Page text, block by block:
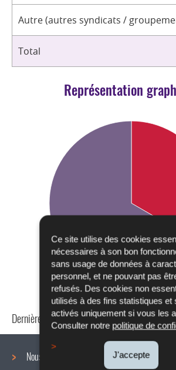
Ce site utilise des cookies
nécessaires à son bon
sans usage de données à
personnel, et ne pouvant pas
refusés. Des cookies non
utilisés à des fins statistiques et
activés uniquement si vous les
Consulter notre politique de
J'accepte
Autre (autres syndicats /
Total
Représentation
Dernière mise à jour24/04/2024
Nous connaître